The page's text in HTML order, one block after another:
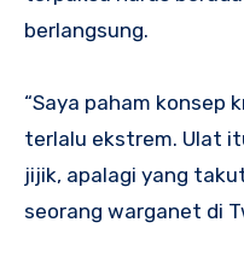
berlangsung.
“Saya paham konsep
terlalu ekstrem. Ulat
jijik, apalagi yang
seorang warganet di